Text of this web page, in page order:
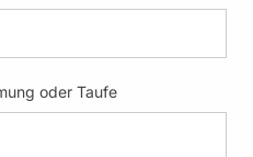
oder Taufe